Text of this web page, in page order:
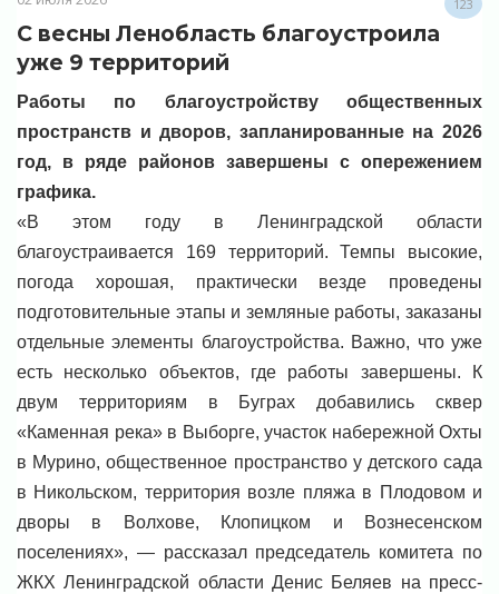
123
С весны Ленобласть благоустроила
уже 9 территорий
Работы по благоустройству общественных
пространств и дворов, запланированные на 2026
год, в ряде районов завершены с опережением
графика.
«В этом году в Ленинградской области
благоустраивается 169 территорий. Темпы высокие,
погода хорошая, практически везде проведены
подготовительные этапы и земляные работы, заказаны
отдельные элементы благоустройства. Важно, что уже
есть несколько объектов, где работы завершены. К
двум территориям в Буграх добавились сквер
«Каменная река» в Выборге, участок набережной Охты
в Мурино, общественное пространство у детского сада
в Никольском, территория возле пляжа в Плодовом и
дворы в Волхове, Клопицком и Вознесенском
поселениях», — рассказал председатель комитета по
ЖКХ Ленинградской области Денис Беляев на пресс-